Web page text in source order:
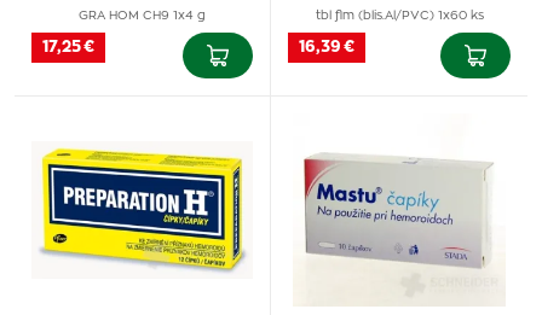
GRA HOM CH9 1x4 g
17,25 €
tbl flm (blis.Al/PVC) 1x60 ks
16,39 €